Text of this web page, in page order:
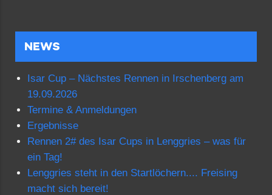
NEWS
Isar Cup – Nächstes Rennen in Irschenberg am
19.09.2026
Termine & Anmeldungen
Ergebnisse
Rennen 2# des Isar Cups in Lenggries – was für
ein Tag!
Lenggries steht in den Startlöchern.... Freising
macht sich bereit!